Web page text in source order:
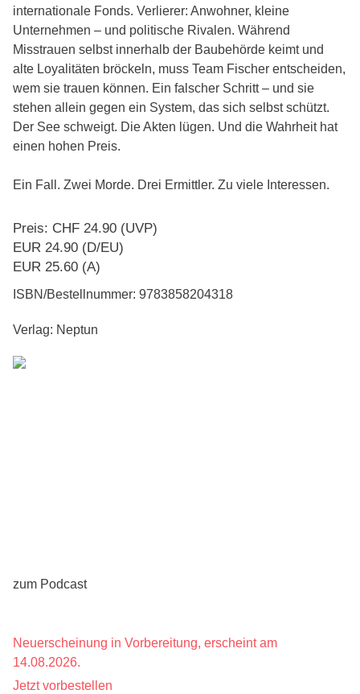
internationale Fonds. Verlierer: Anwohner, kleine
Unternehmen – und politische Rivalen. Während
Misstrauen selbst innerhalb der Baubehörde keimt und
alte Loyalitäten bröckeln, muss Team Fischer entscheiden,
wem sie trauen können. Ein falscher Schritt – und sie
stehen allein gegen ein System, das sich selbst schützt.
Der See schweigt. Die Akten lügen. Und die Wahrheit hat
einen hohen Preis.
Ein Fall. Zwei Morde. Drei Ermittler. Zu viele Interessen.
Preis: CHF 24.90 (UVP)
EUR 24.90 (D/EU)
EUR 25.60 (A)
ISBN/Bestellnummer: 9783858204318
Verlag: Neptun
zum Podcast
Neuerscheinung in Vorbereitung, erscheint am
14.08.2026.
Jetzt vorbestellen